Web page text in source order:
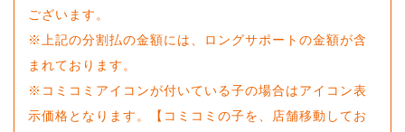
ございます。
※上記の分割払の金額には、ロングサポートの金額が含
まれております。
※コミコミアイコンが付いている子の場合はアイコン表
示価格となります。【コミコミの子を、店舗移動してお